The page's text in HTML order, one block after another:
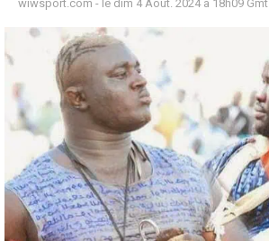
wiwsport.com - le dim 4 Août. 2024 à 18h09 Gmt